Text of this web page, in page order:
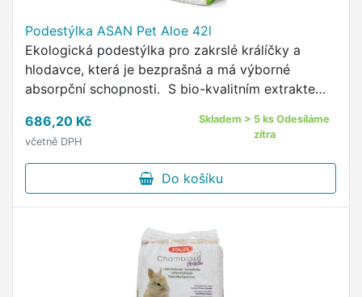
Podestýlka ASAN Pet Aloe 42l
Ekologická podestýlka pro zakrslé králíčky a
hlodavce, která je bezprašná a má výborné
absorpční schopnosti. S bio-kvalitním extraktem
jemností pro pohodu chovaných mazlíčků Bez
prachu, vzdušných alergenů a přidaných parfémů
- vhodný i pro astmatiky a alergiky Mimořádně
nejzodpovědnější podestýlka na trhu Přednosti
steliva: Podestýlky Asan efektivně odstraňují
pachy z okolí klece nebo chovného boxu Asan je
z 99% bez prachu a vzdušných alergenů, díky
tomu je vhodný i pro chovatele alergiky a
astmatiky S maximální efektivitou absorbují vlhkost a
686,20 Kč
včetně DPH
Skladem > 5 ks Odesíláme
zítra
Do košíku